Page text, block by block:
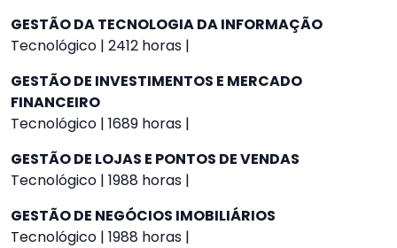
GESTÃO DA TECNOLOGIA DA INFORMAÇÃO
Tecnológico | 2412 horas |
GESTÃO DE INVESTIMENTOS E MERCADO
FINANCEIRO
Tecnológico | 1689 horas |
GESTÃO DE LOJAS E PONTOS DE VENDAS
Tecnológico | 1988 horas |
GESTÃO DE NEGÓCIOS IMOBILIÁRIOS
Tecnológico | 1988 horas |